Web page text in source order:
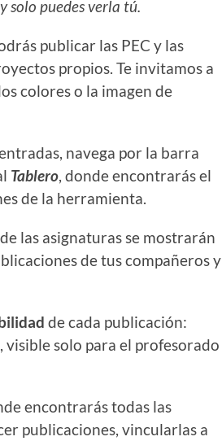
solo puedes verla tú.
publicar las PEC y las
propios. Te invitamos a
colores o la imagen de
navega por la barra
Tablero, donde encontrarás el
de la herramienta.
las asignaturas se mostrarán
de tus compañeros y
de cada publicación:
visible solo para el profesorado
encontrarás todas las
publicaciones, vincularlas a